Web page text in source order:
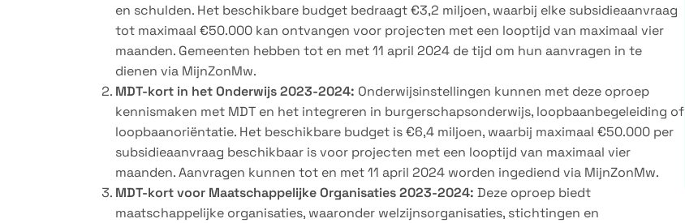
en schulden. Het beschikbare budget bedraagt €3,2 miljoen, waarbij elke subsidieaanvraag
tot maximaal €50.000 kan ontvangen voor projecten met een looptijd van maximaal vier
maanden. Gemeenten hebben tot en met 11 april 2024 de tijd om hun aanvragen in te
dienen via MijnZonMw.
MDT-kort in het Onderwijs 2023-2024: Onderwijsinstellingen kunnen met deze oproep
kennismaken met MDT en het integreren in burgerschapsonderwijs, loopbaanbegeleiding of
loopbaanoriëntatie. Het beschikbare budget is €6,4 miljoen, waarbij maximaal €50.000 per
subsidieaanvraag beschikbaar is voor projecten met een looptijd van maximaal vier
maanden. Aanvragen kunnen tot en met 11 april 2024 worden ingediend via MijnZonMw.
MDT-kort voor Maatschappelijke Organisaties 2023-2024: Deze oproep biedt
maatschappelijke organisaties, waaronder welzijnsorganisaties, stichtingen en